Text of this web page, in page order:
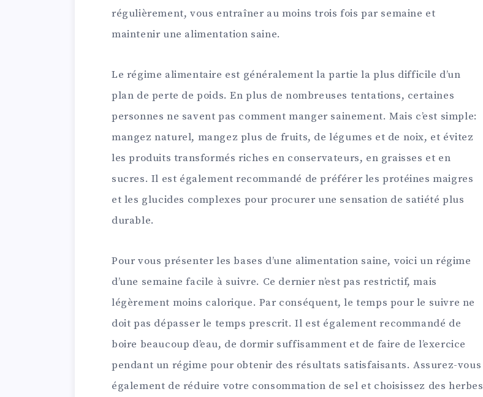
régulièrement, vous entraîner au moins trois fois par semaine et
maintenir une alimentation saine.
Le régime alimentaire est généralement la partie la plus difficile d’un
plan de perte de poids. En plus de nombreuses tentations, certaines
personnes ne savent pas comment manger sainement. Mais c’est simple:
mangez naturel, mangez plus de fruits, de légumes et de noix, et évitez
les produits transformés riches en conservateurs, en graisses et en
sucres. Il est également recommandé de préférer les protéines maigres
et les glucides complexes pour procurer une sensation de satiété plus
durable.
Pour vous présenter les bases d’une alimentation saine, voici un régime
d’une semaine facile à suivre. Ce dernier n’est pas restrictif, mais
légèrement moins calorique. Par conséquent, le temps pour le suivre ne
doit pas dépasser le temps prescrit. Il est également recommandé de
boire beaucoup d’eau, de dormir suffisamment et de faire de l’exercice
pendant un régime pour obtenir des résultats satisfaisants. Assurez-vous
également de réduire votre consommation de sel et choisissez des herbes